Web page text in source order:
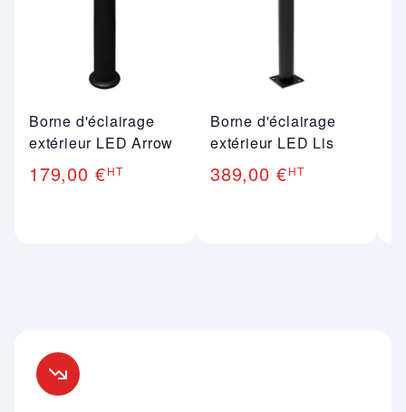
Borne d'éclairage
extérieur LED Arrow
179,00 €HT
Borne d'éclairage
extérieur LED Lis
389,00 €HT